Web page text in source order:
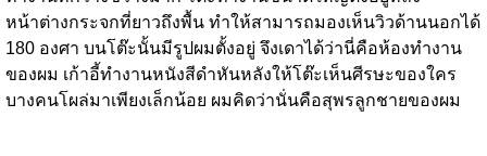
หน้าต่างกระจกที่ยาวถึงพื้น ทำให้สามารถมองเห็นวิวด้านนอกได้
180 องศา บนโต๊ะนั้นมีรูปผมตั้งอยู่ จึงเดาได้ว่านี่คือห้องทำงาน
ของผม เก้าอี้ทำงานหนังสีดำหันหลังให้โต๊ะเห็นศีรษะของใคร
บางคนโผล่มาเพียงเล็กน้อย ผมคิดว่านั่นคือสุพรลูกชายของผม